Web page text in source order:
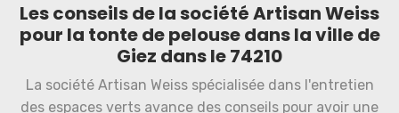
Les conseils de la société Artisan Weiss
pour la tonte de pelouse dans la ville de
Giez dans le 74210
La société Artisan Weiss spécialisée dans l'entretien
des espaces verts avance des conseils pour avoir une